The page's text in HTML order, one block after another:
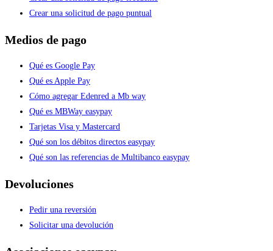
Crear una solicitud de pago puntual
Medios de pago
Qué es Google Pay
Qué es Apple Pay
Cómo agregar Edenred a Mb way
Qué es MBWay easypay
Tarjetas Visa y Mastercard
Qué son los débitos directos easypay
Qué son las referencias de Multibanco easypay
Devoluciones
Pedir una reversión
Solicitar una devolución